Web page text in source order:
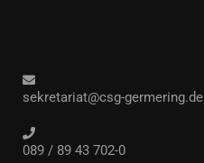
sekretariat@csg-germering.de
089 / 89 43 702-0